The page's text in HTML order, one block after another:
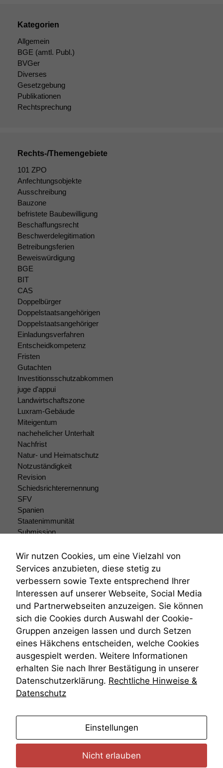
Kategorien
Allgemein
BGE (amtl. Publ.)
BVGer
Diverses
Gesetzgebung
Publikationen
Rechtsprechung
Rechts-/Themengebiete
101 ZPO
Anfechtungsobjekte
Ausschreibung
Bauzone
befristete Baubewilligung
Beschaffungsrecht
Beschwerdelegitimation
Betreibungsferien
Beweiswürdigung
BGE
BIT
CAS
Doppelbürger
Doppelstaatsangehörigen
Doppelstaatsangehöriger
Einladungsverfahren
Entscheidkompetenz
Fristen
Gutachten
Investitionsschutzabkommen
juge d'appui
Landwirtschaftszone
Luxram-Gebäude
Miteigentum
nachehelicher Unterhalt
Nachfrist
Natur- und Heimatschutz
Notzuständigkeit
Revision
Schiedsrichterernennung
SFV
Spanien
Staatenimmunität
Submission
Teilungsklage
Venezuela
VRK
Wiederherstellungsanordnung
Zivilprozessordnung
ZPO
Zustellfiktion
Zuständigkeit
Öffentliches Personalrecht
Öffentlichkeitsprinzip
Wir nutzen Cookies, um eine Vielzahl von
Services anzubieten, diese stetig zu
verbessern sowie Texte entsprechend Ihrer
Interessen auf unserer Webseite, Social Media
und Partnerwebseiten anzuzeigen. Sie können
sich die Cookies durch Auswahl der Cookie-
Gruppen anzeigen lassen und durch Setzen
eines Häkchens entscheiden, welche Cookies
ausgespielt werden. Weitere Informationen
erhalten Sie nach Ihrer Bestätigung in unserer
Datenschutzerklärung. Rechtliche Hinweise &
Datenschutz
Einstellungen
Nicht erlauben